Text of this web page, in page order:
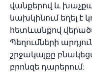
վանքերով և
նախկինում եղել է
հետևանքով
Պեղումների
շրջակայքը
բրոնզե դարերում: